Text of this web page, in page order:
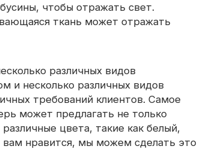
чтобы отражать свет.
ткань может отражать
различных видов
и несколько различных видов
требований клиентов. Самое
может предлагать не только
цвета, такие как белый,
нравится, мы можем сделать это